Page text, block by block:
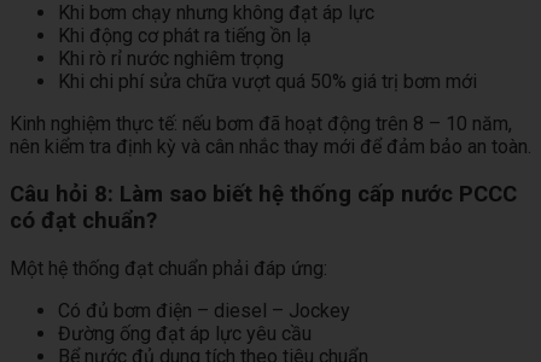
Khi bơm chạy nhưng không đạt áp lực
Khi động cơ phát ra tiếng ồn lạ
Khi rò rỉ nước nghiêm trọng
Khi chi phí sửa chữa vượt quá 50% giá trị bơm mới
Kinh nghiệm thực tế: nếu bơm đã hoạt động trên 8 – 10 năm,
nên kiểm tra định kỳ và cân nhắc thay mới để đảm bảo an toàn.
Câu hỏi 8: Làm sao biết hệ thống cấp nước PCCC
có đạt chuẩn?
Một hệ thống đạt chuẩn phải đáp ứng:
Có đủ bơm điện – diesel – Jockey
Đường ống đạt áp lực yêu cầu
Bể nước đủ dung tích theo tiêu chuẩn